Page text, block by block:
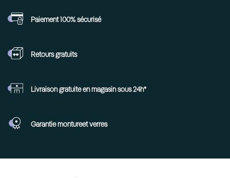
Paiement 100%sécurisé
Retoursgratuits
Livraison gratuite en magasin sous 24h*
Garantie montureet verres